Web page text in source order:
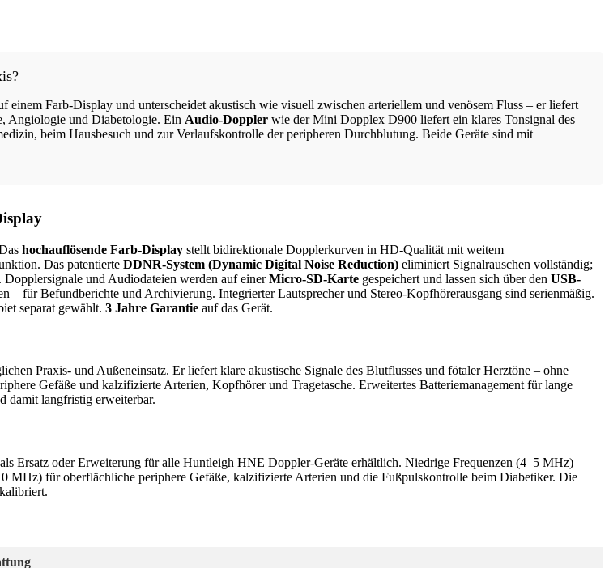
Farb-Display und unterscheidet akustisch wie visuell zwischen arteriellem und venösem Fluss – er liefert
Angiologie und Diabetologie. Ein Audio-Doppler wie der Mini Dopplex D900 liefert ein klares Tonsignal des
beim Hausbesuch und zur Verlaufskontrolle der peripheren Durchblutung. Beide Geräte sind mit
hochauflösende Farb-Display stellt bidirektionale Dopplerkurven in HD-Qualität mit weitem
Das patentierte DDNR-System (Dynamic Digital Noise Reduction) eliminiert Signalrauschen vollständig;
und Audiodateien werden auf einerMicro-SD-Karte gespeichert und lassen sich über den USB-
für Befundberichte und Archivierung. Integrierter Lautsprecher und Stereo-Kopfhörerausgang sind serienmäßig.
separat gewählt. 3 Jahre Garantie auf das Gerät.
Praxis- und Außeneinsatz. Er liefert klare akustische Signale des Blutflusses und fötaler Herztöne – ohne
Gefäße und kalzifizierte Arterien, Kopfhörer und Tragetasche. Erweitertes Batteriemanagement für lange
damit langfristig erweiterbar.
Ersatz oder Erweiterung für alle Huntleigh HNE Doppler-Geräte erhältlich. Niedrige Frequenzen (4–5 MHz)
MHz) für oberflächliche periphere Gefäße, kalzifizierte Arterien und die Fußpulskontrolle beim Diabetiker. Die